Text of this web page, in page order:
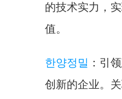
的技术实力，
值。
한양정밀 ：引
创新的企业。